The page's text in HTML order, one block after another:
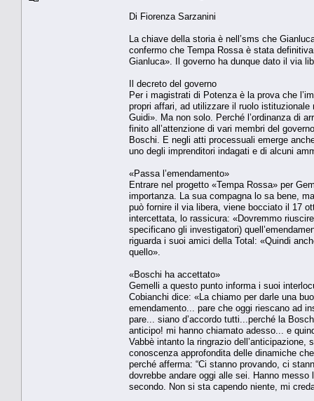
Di Fiorenza Sarzanini
La chiave della storia è nell’sms che
confermo che Tempa Rossa è stata
Gianluca». Il governo ha dunque dato il via
Il decreto del governo
Per i magistrati di Potenza è la prova che
propri affari, ad utilizzare il ruolo
Guidi». Ma non solo. Perché l’ordinanza di
finito all’attenzione di vari membri del
Boschi. E negli atti processuali emerge
uno degli imprenditori indagati e di alcuni
«Passa l’emendamento»
Entrare nel progetto «Tempa Rossa» per
importanza. La sua compagna lo sa bene,
può fornire il via libera, viene bocciato il 17
intercettata, lo rassicura: «Dovremmo
specificano gli investigatori)
riguarda i suoi amici della Total: «Quindi
quello».
«Boschi ha accettato»
Gemelli a questo punto informa i suoi
Cobianchi dice: «La chiamo per darle una
emendamento... pare che oggi riescano ad
pare... siano d’accordo tutti...perché la
anticipo! mi hanno chiamato adesso... e
Vabbè intanto la ringrazio
conoscenza approfondita delle dinamiche
perché afferma: “Ci stanno provando, ci
dovrebbe andare oggi alle sei. Hanno
secondo. Non si sta capendo niente, mi